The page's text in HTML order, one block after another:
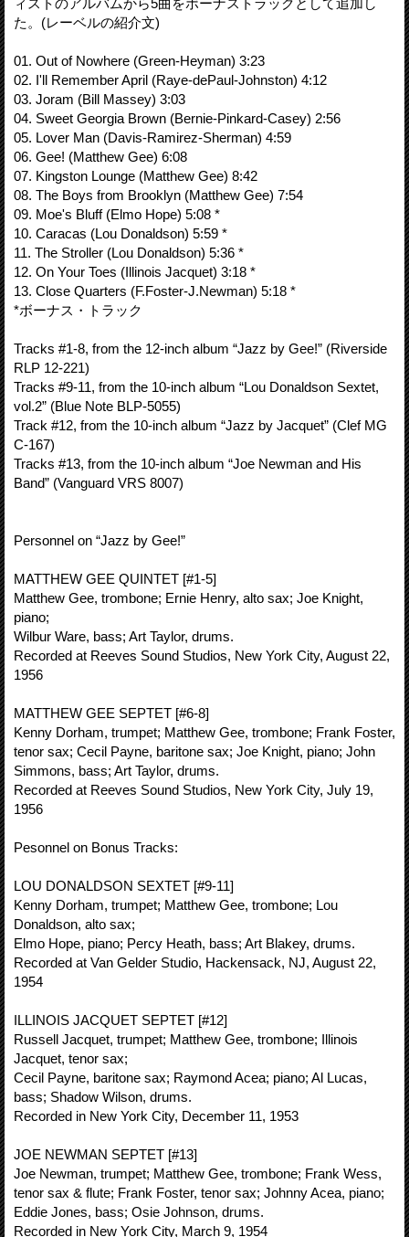
た。(レーベルの紹介文)
01. Out of Nowhere (Green-Heyman) 3:23
02. I'll Remember April (Raye-dePaul-Johnston) 4:12
03. Joram (Bill Massey) 3:03
04. Sweet Georgia Brown (Bernie-Pinkard-Casey) 2:56
05. Lover Man (Davis-Ramirez-Sherman) 4:59
06. Gee! (Matthew Gee) 6:08
07. Kingston Lounge (Matthew Gee) 8:42
08. The Boys from Brooklyn (Matthew Gee) 7:54
09. Moe's Bluff (Elmo Hope) 5:08 *
10. Caracas (Lou Donaldson) 5:59 *
11. The Stroller (Lou Donaldson) 5:36 *
12. On Your Toes (Illinois Jacquet) 3:18 *
13. Close Quarters (F.Foster-J.Newman) 5:18 *
*ボーナス・トラック
Tracks #1-8, from the 12-inch album “Jazz by Gee!” (Riverside
RLP 12-221)
Tracks #9-11, from the 10-inch album “Lou Donaldson Sextet,
vol.2” (Blue Note BLP-5055)
Track #12, from the 10-inch album “Jazz by Jacquet” (Clef MG
C-167)
Tracks #13, from the 10-inch album “Joe Newman and His
Band” (Vanguard VRS 8007)
Personnel on “Jazz by Gee!”
MATTHEW GEE QUINTET [#1-5]
Matthew Gee, trombone; Ernie Henry, alto sax; Joe Knight,
piano;
Wilbur Ware, bass; Art Taylor, drums.
Recorded at Reeves Sound Studios, New York City, August 22,
1956
MATTHEW GEE SEPTET [#6-8]
Kenny Dorham, trumpet; Matthew Gee, trombone; Frank Foster,
tenor sax; Cecil Payne, baritone sax; Joe Knight, piano; John
Simmons, bass; Art Taylor, drums.
Recorded at Reeves Sound Studios, New York City, July 19,
1956
Pesonnel on Bonus Tracks:
LOU DONALDSON SEXTET [#9-11]
Kenny Dorham, trumpet; Matthew Gee, trombone; Lou
Donaldson, alto sax;
Elmo Hope, piano; Percy Heath, bass; Art Blakey, drums.
Recorded at Van Gelder Studio, Hackensack, NJ, August 22,
1954
ILLINOIS JACQUET SEPTET [#12]
Russell Jacquet, trumpet; Matthew Gee, trombone; Illinois
Jacquet, tenor sax;
Cecil Payne, baritone sax; Raymond Acea; piano; Al Lucas,
bass; Shadow Wilson, drums.
Recorded in New York City, December 11, 1953
JOE NEWMAN SEPTET [#13]
Joe Newman, trumpet; Matthew Gee, trombone; Frank Wess,
tenor sax & flute; Frank Foster, tenor sax; Johnny Acea, piano;
Eddie Jones, bass; Osie Johnson, drums.
Recorded in New York City, March 9, 1954